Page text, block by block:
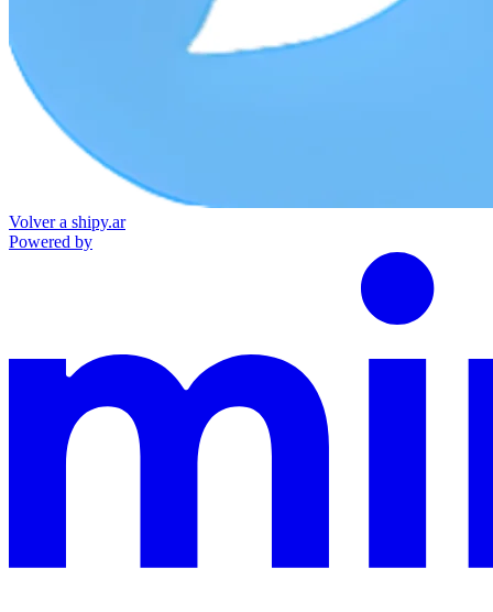
Volver a shipy.ar
Powered by